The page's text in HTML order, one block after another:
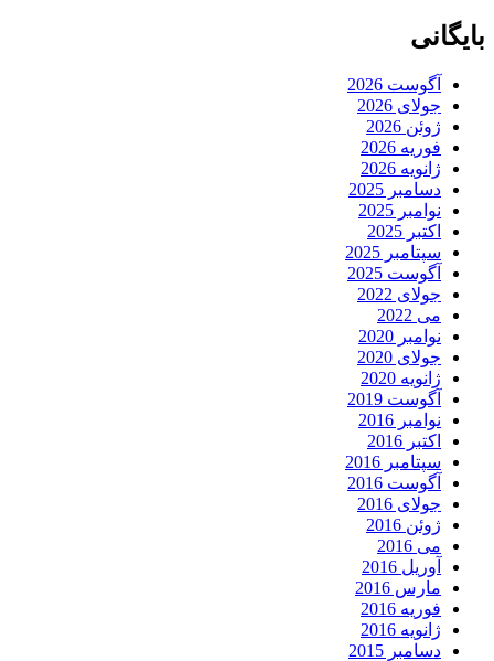
بایگانی
آگوست 2026
جولای 2026
ژوئن 2026
فوریه 2026
ژانویه 2026
دسامبر 2025
نوامبر 2025
اکتبر 2025
سپتامبر 2025
آگوست 2025
جولای 2022
می 2022
نوامبر 2020
جولای 2020
ژانویه 2020
آگوست 2019
نوامبر 2016
اکتبر 2016
سپتامبر 2016
آگوست 2016
جولای 2016
ژوئن 2016
می 2016
آوریل 2016
مارس 2016
فوریه 2016
ژانویه 2016
دسامبر 2015